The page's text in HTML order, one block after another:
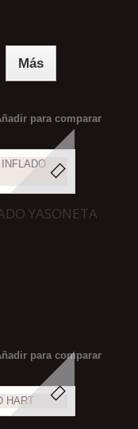
Más
para comparar
YASONETA
para comparar